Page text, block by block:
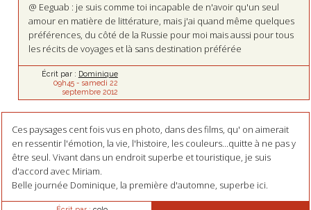
@ Eeguab : je suis comme toi incapable de n'avoir qu'un seul
amour en matière de littérature, mais j'ai quand même quelques
préférences, du côté de la Russie pour moi mais aussi pour tous
les récits de voyages et là sans destination préférée
Écrit par : Dominique
09h45- samedi 22
septembre 2012
Ces paysages cent fois vus en photo, dans des films, qu' on aimerait
en ressentir l'émotion, la vie, l'histoire, les couleurs...quitte à ne pas y
être seul. Vivant dans un endroit superbe et touristique, je suis
d'accord avec Miriam.
Belle journée Dominique, la première d'automne, superbe ici.